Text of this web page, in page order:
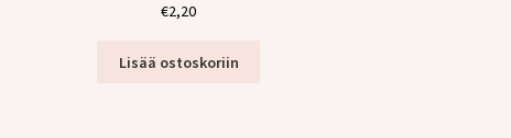
€2,20
Lisää ostoskoriin